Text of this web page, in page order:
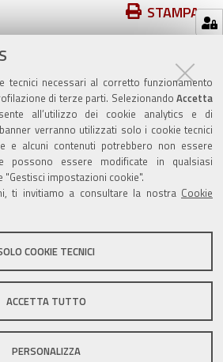
tecnici necessari al corretto funzionamento
di terze parti. Selezionando Accetta
all’utilizzo dei cookie analytics e di
verranno utilizzati solo i cookie tecnici
e alcuni contenuti potrebbero non essere
possono essere modificate in qualsiasi
"Gestisci impostazioni cookie".
ti invitiamo a consultare la nostra Cookie
COOKIE TECNICI
ACCETTA TUTTO
PERSONALIZZA
STAMPA
Valuta questo sito
di Zola Predosa
|Accessibilità